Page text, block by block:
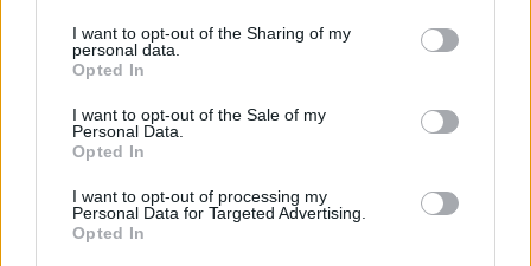
not limited to your visit or usage behaviour. You may click to
grant or deny consent to Google and its third-party tags to
use your data for below specified purposes in below Google
consent section.
I want to opt-out of the Sharing of my
personal data.
Opted In
I want to opt-out of the Sale of my
Personal Data.
Opted In
I want to opt-out of processing my
Personal Data for Targeted Advertising.
Opted In